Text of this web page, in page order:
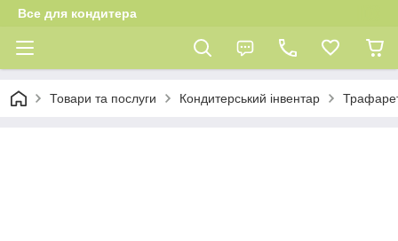
Все для кондитера
Товари та послуги Кондитерський інвентар